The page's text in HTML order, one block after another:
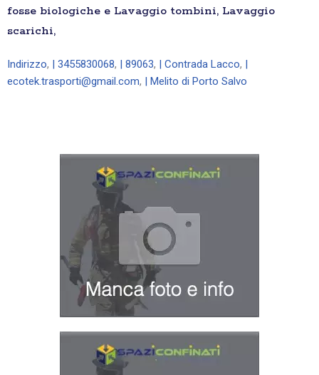
fosse biologiche e Lavaggio tombini, Lavaggio
scarichi,
Indirizzo, | 3455830068, | 89063, | Contrada Lacco,
ecotek.trasporti@gmail.com, | Melito di Porto Salvo